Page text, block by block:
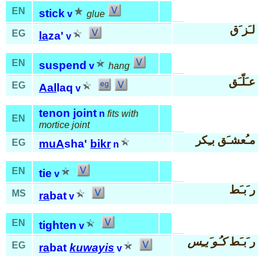
EN stick v
glue
EG
laza' v
لـَز َق
EN suspend v
hang
EG
Aal laq v
عـَلّـَق
EN tenon joint n fits with
mortice joint
EG
muAsha' bikr n مـُعشـَق بـِكر
EN tie v
MS
rabat v
ر َبـَط
EN tighten v
EG
rabat kuwayis v
ر َبـَطكـُو َيـِس